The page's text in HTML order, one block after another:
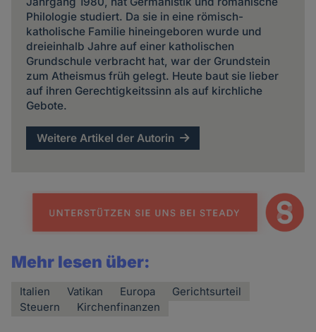
Philologie studiert. Da sie in eine römisch-
katholische Familie hineingeboren wurde und
dreieinhalb Jahre auf einer katholischen
Grundschule verbracht hat, war der Grundstein
zum Atheismus früh gelegt. Heute baut sie lieber
auf ihren Gerechtigkeitssinn als auf kirchliche
Gebote.
Weitere Artikel der Autorin
Mehr lesen über:
Italien Vatikan Europa
Gerichtsurteil
Steuern
Kirchenfinanzen